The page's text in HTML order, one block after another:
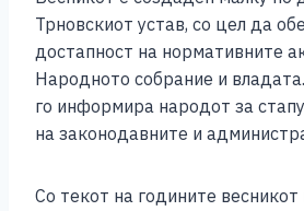
k
Трновскиот устав, со цел да
достапност на нормативните
Народното собрание и
го информира народот за
на законодавните и
Со текот на годините весникот